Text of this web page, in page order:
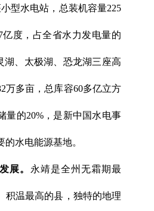
型水电站，总装机容量225
亿度，占全省水力发电量的
湖、太极湖、恐龙湖三座高
万多亩，总库容60多亿立方
量的20%，是新中国水电事
水电能源基地。
展。 永靖是全州无霜期最
积温最高的县，独特的地理